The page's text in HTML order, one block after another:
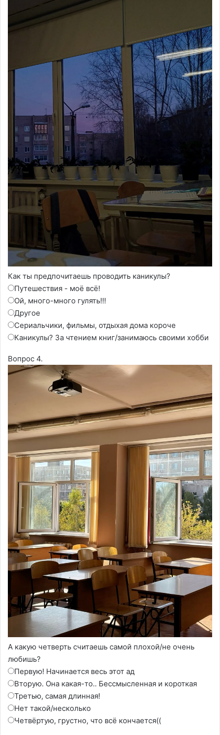
Как ты предпочитаешь проводить каникулы?
Путешествия - моё всё!
Ой, много-много гулять!!!
Другое
Сериальчики, фильмы, отдыхая дома короче
Каникулы? За чтением книг/занимаюсь своими хобби
Вопрос 4.
А какую четверть считаешь самой плохой/не очень
любишь?
Первую! Начинается весь этот ад
Вторую. Она какая-то.. Бессмысленная и короткая
Третью, самая длинная!
Нет такой/несколько
Четвёртую, грустно, что всё кончается((